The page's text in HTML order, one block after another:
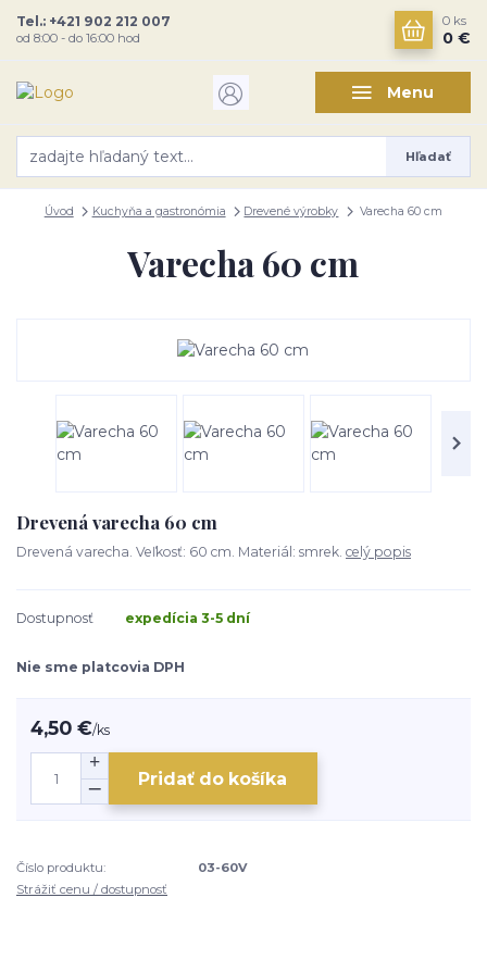
Menu
Hľadať
Tel.: +421 902 212 007
od 8:00 - do 16:00 hod
0 ks
0 €
Úvod Kuchyňa a gastronómia Drevené výrobky Varecha 60 cm
Varecha 60 cm
Drevená varecha 60 cm
Drevená varecha. Veľkosť: 60 cm. Materiál: smrek. celý popis
Dostupnosť expedícia 3-5 dní
Nie sme platcovia DPH
4,50 €/ks
Pridať do košíka
Číslo produktu:
03-60V
Strážiť cenu / dostupnosť